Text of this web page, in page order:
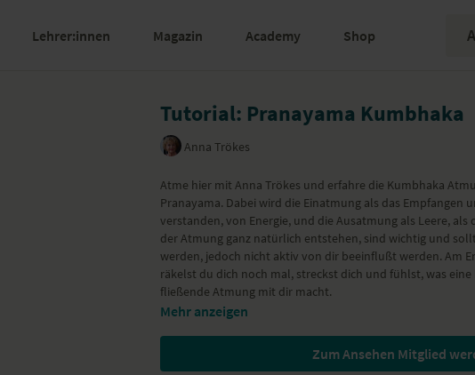
Lehrer:innen Magazin Academy Shop
Tutorial: Pranayama Kumbhaka
Anna Trökes
Atme hier mit Anna Trökes und erfahre die Kumbhaka
Pranayama. Dabei wird die Einatmung als das Empfangen
verstanden, von Energie, und die Ausatmung als Leere, als
der Atmung ganz natürlich entstehen, sind wichtig und
werden, jedoch nicht aktiv von dir beeinflußt werden. Am
räkelst du dich noch mal, streckst dich und fühlst, was
fließende Atmung mit dir macht.
Mehr anzeigen
Zum Ansehen Mitglied